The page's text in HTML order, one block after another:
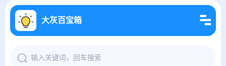
大灰百宝箱